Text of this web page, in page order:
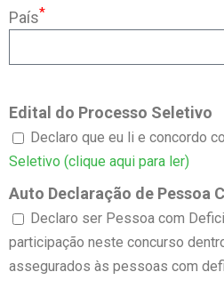
País*
Edital do Processo Seletivo
Declaro que eu li e concordo
Seletivo (clique aqui para ler)
Auto Declaração de Pessoa
Declaro ser Pessoa com
participação neste concurso
assegurados às pessoas com